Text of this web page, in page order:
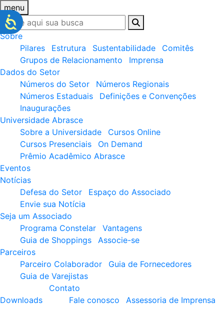
menu
Sobre
Pilares
Estrutura Sustentabilidade
Comitês
Grupos de Relacionamento
Imprensa
Dados do Setor
Números do Setor
Números Regionais
Números Estaduais
Definições e Convenções
Inaugurações
Universidade Abrasce
Sobre a Universidade
Cursos Online
Cursos Presenciais
On Demand
Prêmio Acadêmico Abrasce
Eventos
Notícias
Defesa do Setor
Espaço do Associado
Envie sua Notícia
Seja um Associado
Programa Constelar
Vantagens
Guia de Shoppings
Associe-se
Parceiros
Parceiro Colaborador
Guia de Fornecedores
Guia de Varejistas
Downloads
Contato
Fale conosco
Assessoria de Imprensa